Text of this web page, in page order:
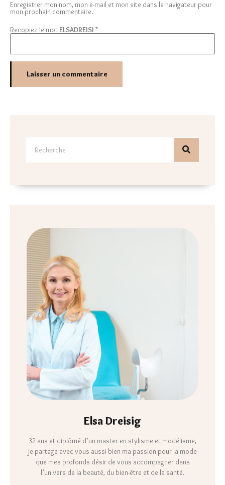
Enregistrer mon nom, mon e-mail et mon site dans le navigateur pour
mon prochain commentaire.
Recopiez le mot ELSADREISI *
Elsa Dreisig
32 ans et diplômé d’un master en stylisme et modélisme,
je partage avec vous aussi bien ma passion pour la mode
que mes profonds désir de vous accompagner dans
l’univers de la beauté, du bien-être et de la santé.